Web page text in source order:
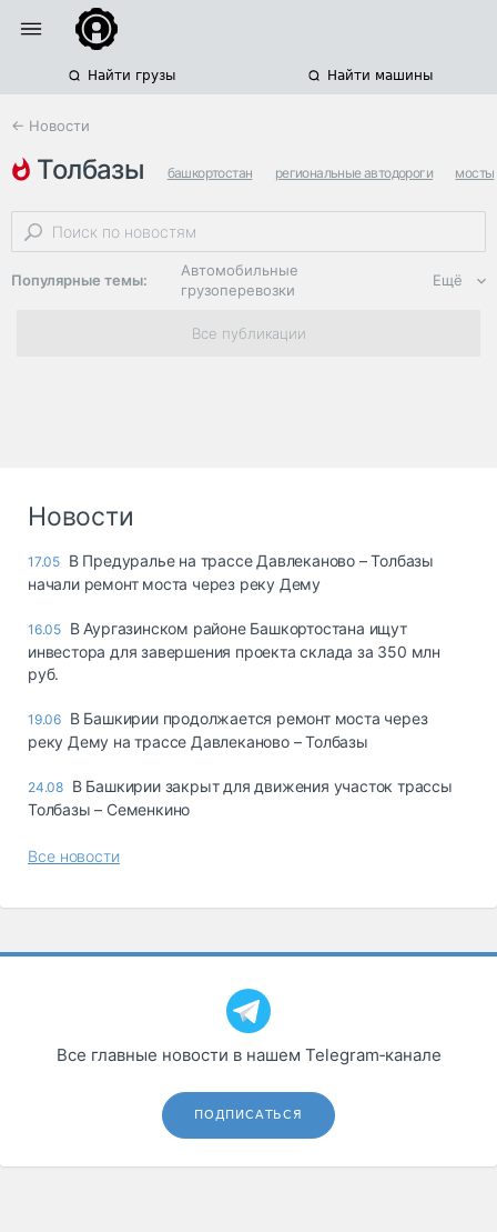
Найти грузы Найти машины
← Новости
толбазы башкортостан региональные автодороги мосты
Популярные темы:
Автомобильные
грузоперевозки
Региональная
логистика
опасные грузы
страхование
грузовые
терминалы
транспорт
автохимия
Ещё
Все публикации
Новости
17.05 В Предуралье на трассе Давлеканово – Толбазы
начали ремонт моста через реку Дему
16.05 В Аургазинском районе Башкортостана ищут
инвестора для завершения проекта склада за 350 млн
руб.
19.06 В Башкирии продолжается ремонт моста через
реку Дему на трассе Давлеканово – Толбазы
24.08 В Башкирии закрыт для движения участок трассы
Толбазы – Семенкино
Все новости
Все главные новости в нашем Telegram‑канале
ПОДПИСАТЬСЯ